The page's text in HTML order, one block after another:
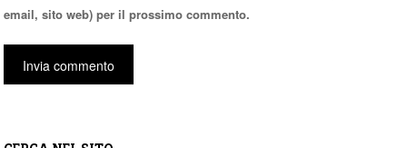
email, sito web) per il prossimo commento.